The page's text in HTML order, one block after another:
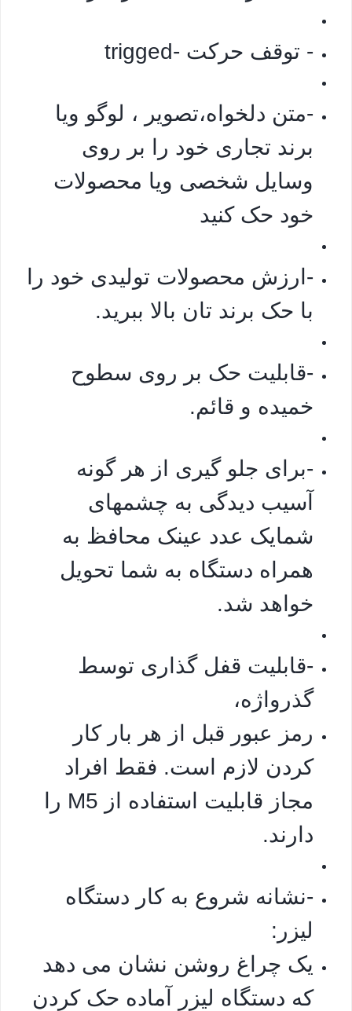
- توقف حرکت -trigged
-متن دلخواه،تصویر ، لوگو ویا
برند تجاری خود را بر روی
وسایل شخصی ویا محصولات
خود حک کنید
-ارزش محصولات تولیدی خود را
با حک برند تان بالا ببرید.
-قابلیت حک بر روی سطوح
خمیده و قائم.
-برای جلو گیری از هر گونه
آسیب دیدگی به چشمهای
شمایک عدد عینک محافظ به
همراه دستگاه به شما تحویل
خواهد شد.
-قابلیت قفل گذاری توسط
گذرواژه،
رمز عبور قبل از هر بار کار
کردن لازم است. فقط افراد
مجاز قابلیت استفاده از M5 را
دارند.
-نشانه شروع به کار دستگاه
لیزر:
یک چراغ روشن نشان می دهد
که دستگاه لیزر آماده حک کردن